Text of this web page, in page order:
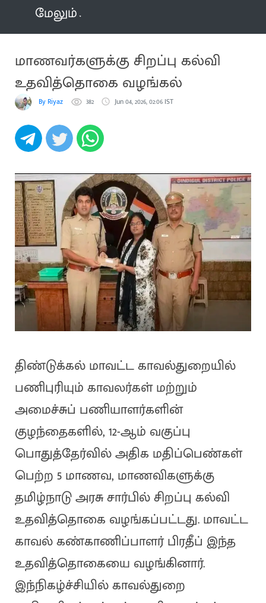
மேலும்
மாணவர்களுக்கு சிறப்பு கல்வி
உதவித்தொகை வழங்கல்
By Riyaz 382 Jun 04, 2026, 02:06 IST
திண்டுக்கல் மாவட்ட காவல்துறையில்
பணிபுரியும் காவலர்கள் மற்றும்
அமைச்சுப் பணியாளர்களின்
குழந்தைகளில், 12-ஆம் வகுப்பு
பொதுத்தேர்வில் அதிக மதிப்பெண்கள்
பெற்ற 5 மாணவ, மாணவிகளுக்கு
தமிழ்நாடு அரசு சார்பில் சிறப்பு கல்வி
உதவித்தொகை வழங்கப்பட்டது. மாவட்ட
காவல் கண்காணிப்பாளர் பிரதீப் இந்த
உதவித்தொகையை வழங்கினார்.
இந்நிகழ்ச்சியில் காவல்துறை